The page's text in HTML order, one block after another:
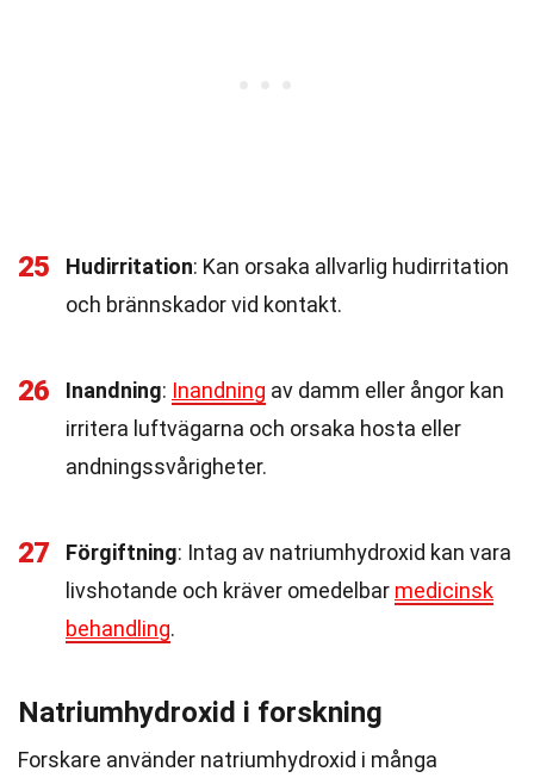
25 Hudirritation: Kan orsaka allvarlig hudirritation
och brännskador vid kontakt.
26 Inandning: Inandning av damm eller ångor kan
irritera luftvägarna och orsaka hosta eller
andningssvårigheter.
27 Förgiftning: Intag av natriumhydroxid kan vara
livshotande och kräver omedelbar medicinsk
behandling.
Natriumhydroxid i forskning
Forskare använder natriumhydroxid i många